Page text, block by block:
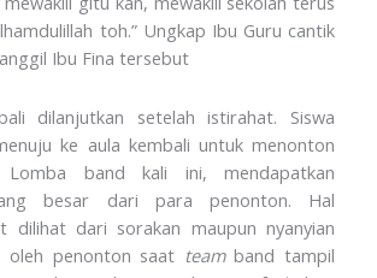
toh.” Ungkap Ibu Guru cantik
Ibu Fina tersebut
dilanjutkan setelah istirahat. Siswa
ke aula kembali untuk menonton
band kali ini, mendapatkan
besar dari para penonton. Hal
dilihat dari sorakan maupun nyanyian
oleh penonton saat teamband tampil